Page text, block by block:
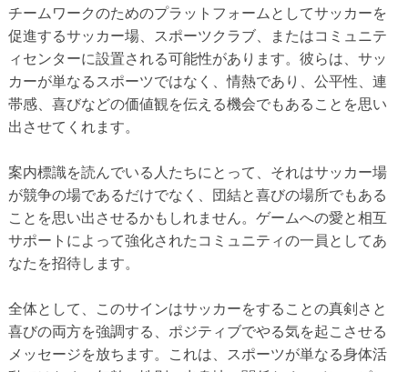
チームワークのためのプラットフォームとしてサッカーを
促進するサッカー場、スポーツクラブ、またはコミュニテ
ィセンターに設置される可能性があります。彼らは、サッ
カーが単なるスポーツではなく、情熱であり、公平性、連
帯感、喜びなどの価値観を伝える機会でもあることを思い
出させてくれます。
案内標識を読んでいる人たちにとって、それはサッカー場
が競争の場であるだけでなく、団結と喜びの場所でもある
ことを思い出させるかもしれません。ゲームへの愛と相互
サポートによって強化されたコミュニティの一員としてあ
なたを招待します。
全体として、このサインはサッカーをすることの真剣さと
喜びの両方を強調する、ポジティブでやる気を起こさせる
メッセージを放ちます。これは、スポーツが単なる身体活